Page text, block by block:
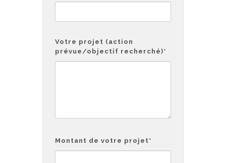
Votre projet (action
prévue/objectif recherché)*
Montant de votre projet*